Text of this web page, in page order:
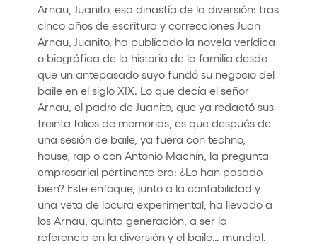
Arnau, Juanito, esa dinastía de la diversión: tras
cinco años de escritura y correcciones Juan
Arnau, Juanito, ha publicado la novela verídica
o biográfica de la historia de la familia desde
que un antepasado suyo fundó su negocio del
baile en el siglo XIX. Lo que decía el señor
Arnau, el padre de Juanito, que ya redactó sus
treinta folios de memorias, es que después de
una sesión de baile, ya fuera con techno,
house, rap o con Antonio Machín, la pregunta
empresarial pertinente era: ¿Lo han pasado
bien? Este enfoque, junto a la contabilidad y
una veta de locura experimental, ha llevado a
los Arnau, quinta generación, a ser la
referencia en la diversión y el baile… mundial.